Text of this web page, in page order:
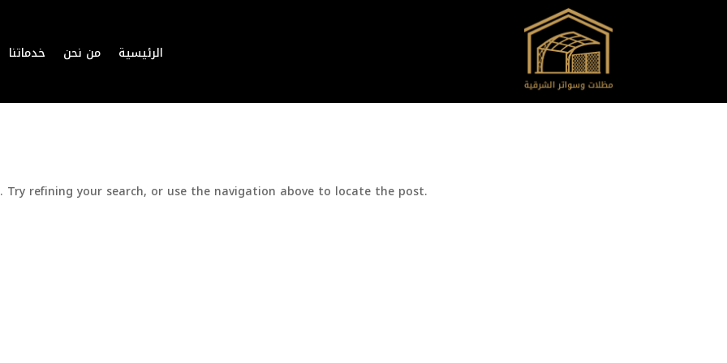
الرئيسية من نحن خدماتنا
refining your search, or use the navigation above to locate the post.